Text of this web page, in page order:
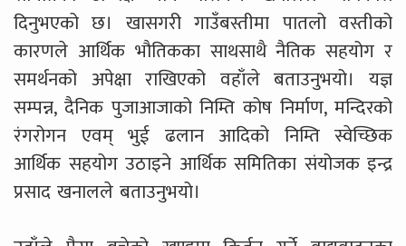
दिनुभएको छ। खासगरी गाउँबस्तीमा पातलो वस्तीको
कारणले आर्थिक भौतिकका साथसाथै नैतिक सहयोग र
समर्थनको अपेक्षा राखिएको वहाँले बताउनुभयो। यज्ञ
सम्पन्न, दैनिक पुजाआजाको निम्ति कोष निर्माण, मन्दिरको
रंगरोगन एवम् भुई ढलान आदिको निम्ति स्वेच्छिक
आर्थिक सहयोग उठाइने आर्थिक समितिका संयोजक इन्द्र
प्रसाद खनालले बताउनुभयो।